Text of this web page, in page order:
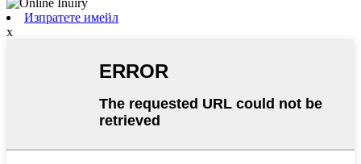
Изпратете имейл
x